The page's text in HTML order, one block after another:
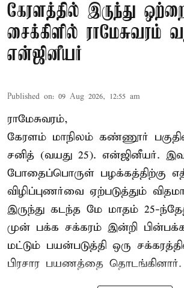
கேரளத்தில் இருந்து
சைக்கிளில் ராமேசுவரம்
என்ஜினீயர்
Published on: 09 Aug 2026, 12:55 am
ராமேசுவரம்,
கேரளம் மாநிலம் கண்ணூர்
சனித் (வயது 25). என்ஜினீயர்.
போதைப்பொருள் பழக்கத்திற்கு
விழிப்புணர்வை ஏற்படுத்தும்
இருந்து கடந்த மே மாதம் 25-
முன் பக்க சக்கரம் இன்றி
மட்டும் பயன்படுத்தி ஒரு
பிரசார பயணத்தை தொடங்கினார்.